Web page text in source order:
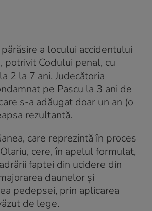
a locului accidentului
potrivit Codului penal, cu
2 la 7 ani. Judecătoria
pe Pascu la 3 ani de
s-a adăugat doar un an (o
rezultantă.
care reprezintă în proces
cere, în apelul formulat,
faptei din ucidere din
daunelor şi
pedepsei, prin aplicarea
de lege.